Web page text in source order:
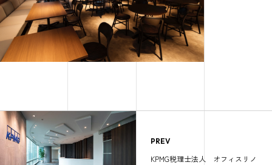
PREV
KPMG税理士法人 オフィスリノ